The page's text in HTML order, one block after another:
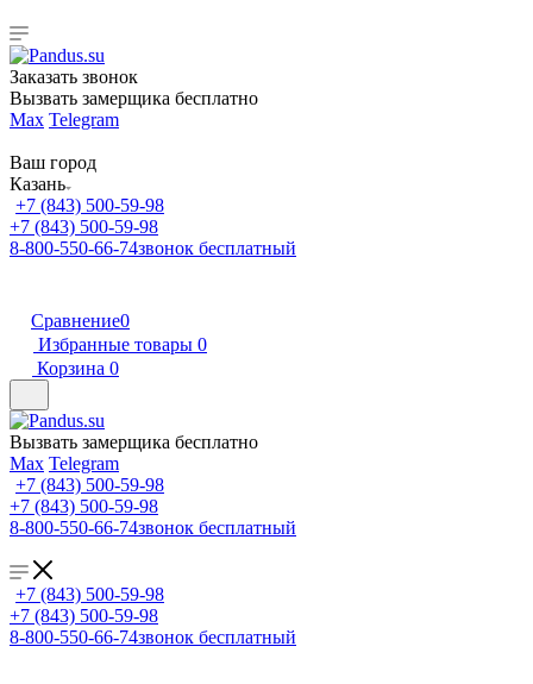
Заказать звонок
Вызвать замерщика бесплатно
Max Telegram
Ваш город
Казань
+7 (843) 500-59-98
+7 (843) 500-59-98
8-800-550-66-74звонок бесплатный
Сравнение0
Избранные товары 0
Корзина 0
Вызвать замерщика бесплатно
Max Telegram
+7 (843) 500-59-98
+7 (843) 500-59-98
8-800-550-66-74звонок бесплатный
+7 (843) 500-59-98
+7 (843) 500-59-98
8-800-550-66-74звонок бесплатный